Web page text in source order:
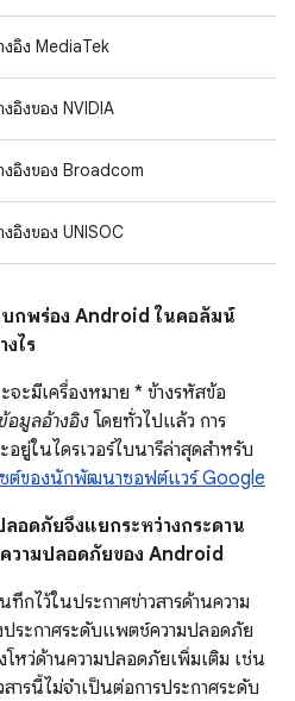
งอิง MediaTek
อิงของ NVIDIA
งอิงของ Broadcom
อิงของ UNISOC
บกพร่อง Android ในคอลัมน์
งไร
ะมีเครื่องหมาย * ข้างรหัสข้อ
ข้อมูลอ้างอิง โดยทั่วไปแล้ว การ
ยู่ในไดรเวอร์ไบนารีล่าสุดสำหรับ
ซต์ของนักพัฒนาซอฟต์แวร์ Google
อดภัยจึงแยกระหว่างกระดาน
ความปลอดภัยของ Android
กไว้ในประกาศข่าวสารด้านความ
ระกาศระดับแพตช์ความปลอดภัย
หว่ด้านความปลอดภัยเพิ่มเติม เช่น
ารนี้ไม่จําเป็นต่อการประกาศระดับ